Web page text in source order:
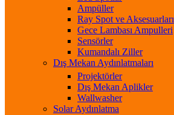
Ampüller
Ray Spot ve Aksesuarları
Gece Lambası Ampulleri
Sensörler
Kumandalı Ziller
Dış Mekan Aydınlatmaları
Projektörler
Dış Mekan Aplikler
Wallwasher
Solar Aydınlatma